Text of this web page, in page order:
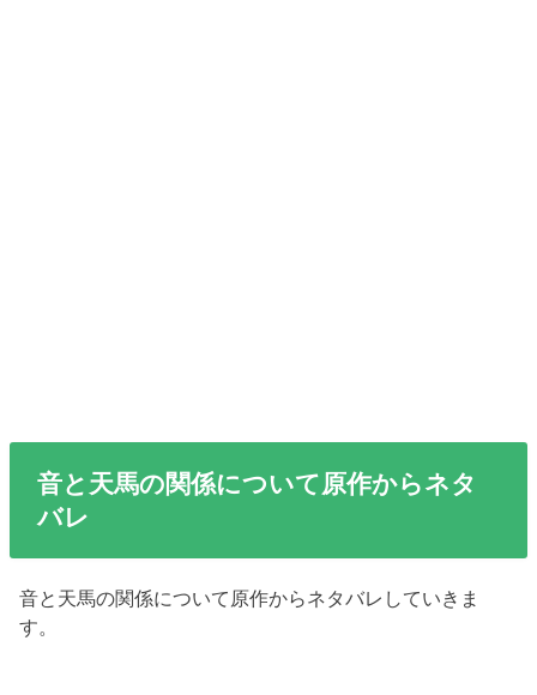
音と天馬の関係について原作からネタ
バレ
音と天馬の関係について原作からネタバレしていきま
す。